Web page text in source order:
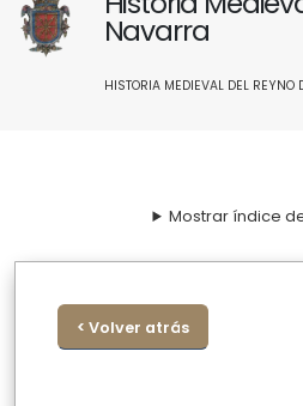
Navarra
HISTORIA MEDIEVAL DEL REYNO
Mostrar índice
< Volver atrás